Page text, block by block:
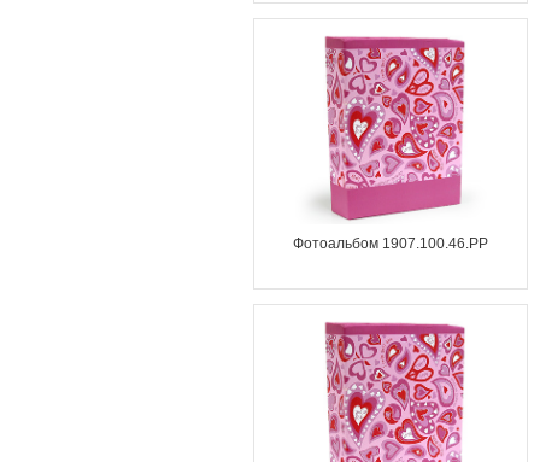
Фотоальбом 1907.100.46.PP